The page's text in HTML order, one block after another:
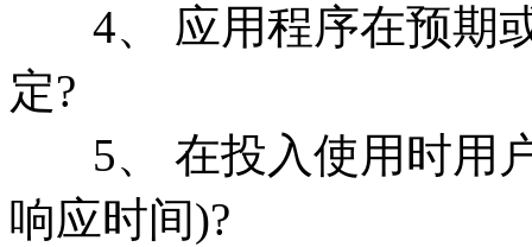
4、 应用程序在预期
定?
5、 在投入使用时用
响应时间)?